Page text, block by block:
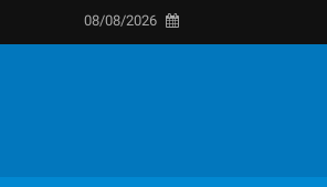
08/08/2026